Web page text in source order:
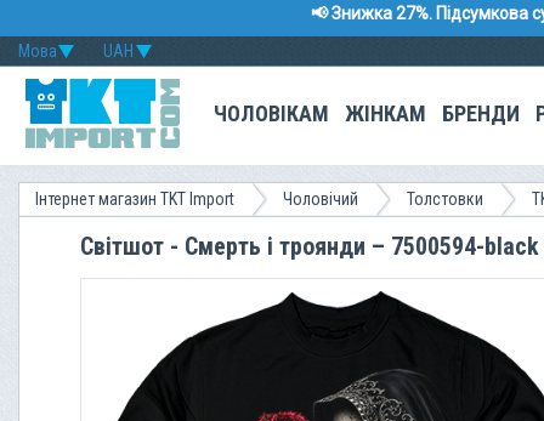
📢 Знижка 27%. Підсумкова
UAH
Мова
ЧОЛОВІКАМ ЖІНКАМ БРЕНДИ
Інтернет магазин TKT Import Чоловічий Толстовки
Світшот - Смерть і троянди – 7500594-black